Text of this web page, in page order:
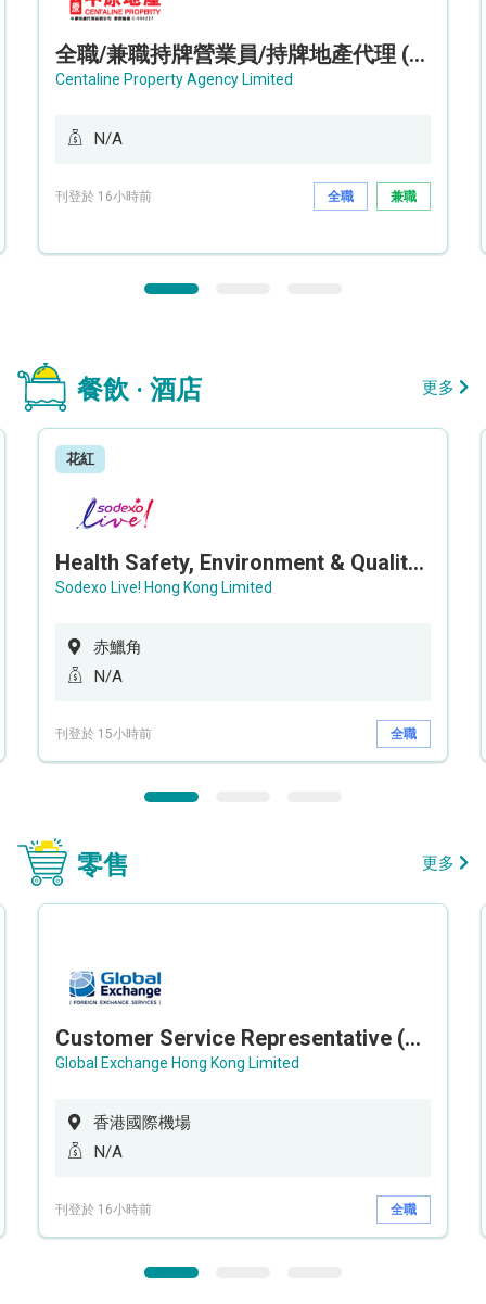
全職/兼職持牌營業員/持牌地產代理 (長沙灣/將軍澳/油塘)
Centaline Property Agency Limited
N/A
刊登於 16小時前 全職 兼職
餐飲 · 酒店 更多
花紅
Health Safety, Environment & Quality Assurance Officer (Maternity cover – 5 months contract)
Sodexo Live! Hong Kong Limited
赤鱲角
N/A
刊登於 15小時前 全職
零售 更多
Customer Service Representative (Airport)
Global Exchange Hong Kong Limited
香港國際機場
N/A
刊登於 16小時前 全職